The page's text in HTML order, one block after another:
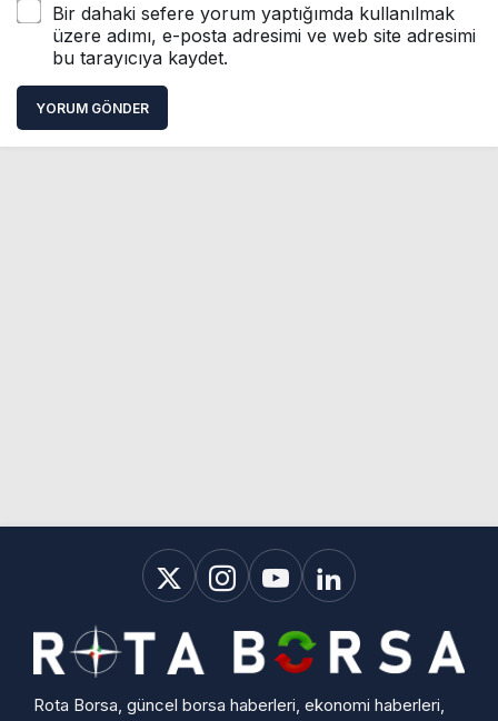
Bir dahaki sefere yorum yaptığımda kullanılmak
üzere adımı, e-posta adresimi ve web site adresimi
bu tarayıcıya kaydet.
YORUM GÖNDER
Rota Borsa, güncel borsa haberleri, ekonomi haberleri,